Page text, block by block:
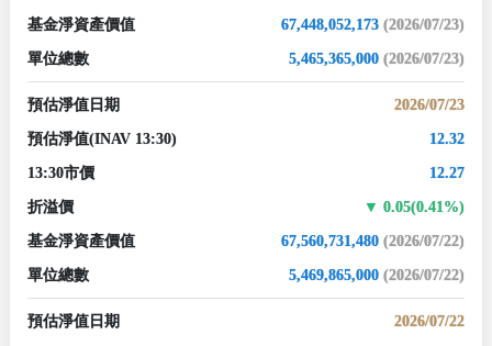
基金淨資產價值 67,448,052,173 (2026/07/23)
單位總數 5,465,365,000 (2026/07/23)
預估淨值日期 2026/07/23
預估淨值(INAV 13:30) 12.32
13:30市價 12.27
折溢價 0.05(0.41%)
基金淨資產價值 67,560,731,480 (2026/07/22)
單位總數 5,469,865,000 (2026/07/22)
預估淨值日期 2026/07/22